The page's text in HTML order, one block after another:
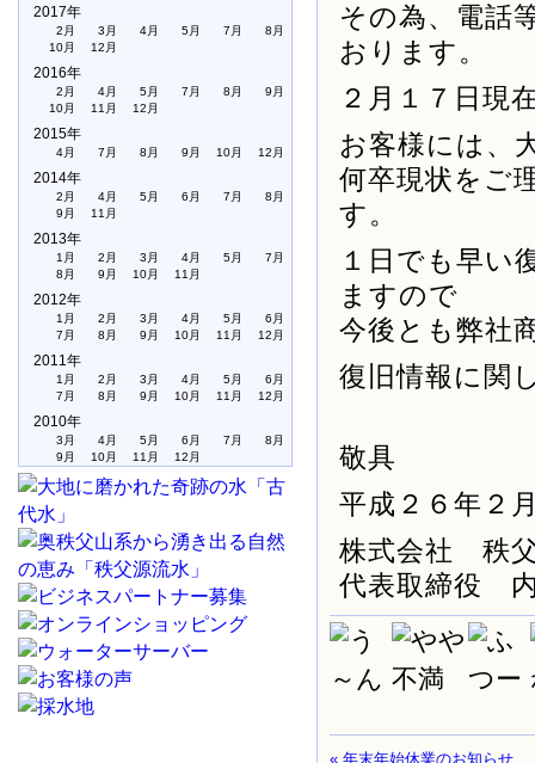
2017年
2月 3月 4月 5月 7月
8月
10月
12月
2016年
2月 4月 5月 7月 8月
9月
10月
11月 12月
2015年
4月 7月 8月 9月 10月 12月
2014年
2月 4月 5月 6月 7月
8月
9月
11月
2013年
1月 2月 3月 4月 5月
7月
8月
9月 10月 11月
2012年
1月 2月 3月 4月 5月
6月
7月
8月 9月 10月 11月 12月
2011年
1月 2月 3月 4月 5月
6月
7月
8月 9月 10月 11月 12月
2010年
3月 4月 5月 6月 7月
8月
9月
10月 11月 12月
その為、電話
おります。
２月１７日現
お客様には、
何卒現状をご
す。
１日でも早い
ますので
今後とも弊社
復旧情報に関
敬具
平成２６年２
株式会社 秩
代表取締役
« 年末年始休業のお知らせ